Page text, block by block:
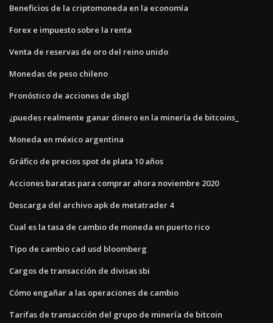
Beneficios de la criptomoneda en la economía
Forex e impuesto sobre la renta
Venta de reservas de oro del reino unido
Monedas de peso chileno
Pronóstico de acciones de sbgl
¿puedes realmente ganar dinero en la minería de bitcoins_
Moneda en méxico argentina
Gráfico de precios spot de plata 10 años
Acciones baratas para comprar ahora noviembre 2020
Descarga del archivo apk de metatrader 4
Cual es la tasa de cambio de moneda en puerto rico
Tipo de cambio cad usd bloomberg
Cargos de transacción de divisas sbi
Cómo engañar a las operaciones de cambio
Tarifas de transacción del grupo de minería de bitcoin